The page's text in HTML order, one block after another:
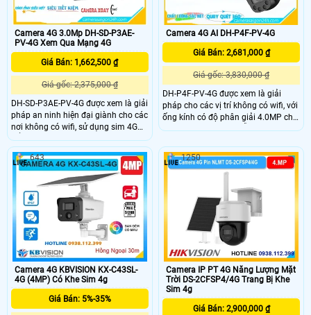
Camera 4G 3.0Mp DH-SD-P3AE-
PV-4G Xem Qua Mạng 4G
Giá Bán: 1,662,500 ₫
Giá gốc: 2,375,000 ₫
DH-SD-P3AE-PV-4G được xem là giải
pháp an ninh hiện đại giành cho các
nơi không có wifi, sử dụng sim 4G
để cấp mạng, trang bị ống kính
3.0Mp cho ra hình ảnh sắc nét, khe
cắm thẻ nhớ 265G, có thể phần biệt
người và xe và các tính năng AI
khác, hỗ trợ đàm thoại 2 chiều trên
camera
Camera 4G AI DH-P4F-PV-4G
Giá Bán: 2,681,000 ₫
Giá gốc: 3,830,000 ₫
DH-P4F-PV-4G được xem là giải
pháp cho các vị trí không có wifi, với
ống kính có độ phân giải 4.0MP cho
ra hình ảnh sắc nét, hỗ trợ H.265+,
phù hợp lắp đặt ngoài trời chuẩn IP
66, có công nghệ AI được trang bị
Camera 4G KBVISION KX-C43SL-
4G (4MP) Có Khe Sim 4g
Giá Bán: 5%-35%
643
Camera IP PT 4G Năng Lượng Mặt
Trời DS-2CFSP4/4G Trang Bị Khe
Sim 4g
Giá Bán: 2,900,000 ₫
1250